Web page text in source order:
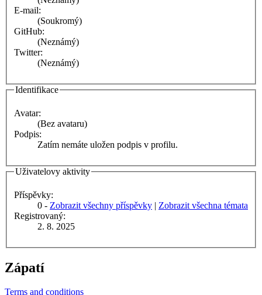
E-mail:
(Soukromý)
GitHub:
(Neznámý)
Twitter:
(Neznámý)
Identifikace
Avatar:
(Bez avataru)
Podpis:
Zatím nemáte uložen podpis v profilu.
Uživatelovy aktivity
Příspěvky:
0 - Zobrazit všechny příspěvky | Zobrazit všechna témata
Registrovaný:
2. 8. 2025
Zápatí
Terms and conditions